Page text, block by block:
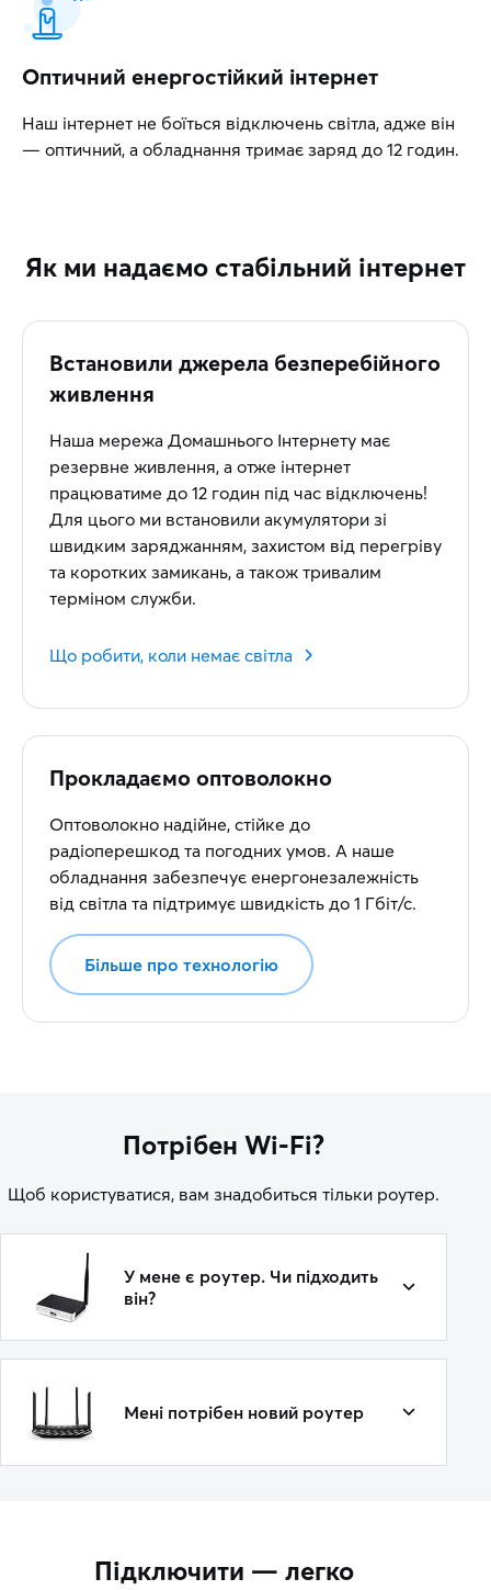
Оптичний енергостійкий інтернет
Наш інтернет не боїться відключень світла, адже він
— оптичний, а обладнання тримає заряд до 12 годин.
Як ми надаємо стабільний інтернет
Встановили джерела безперебійного
живлення
Наша мережа Домашнього Інтернету має
резервне живлення, а отже інтернет
працюватиме до 12 годин під час відключень!
Для цього ми встановили акумулятори зі
швидким заряджанням, захистом від перегріву
та коротких замикань, а також тривалим
терміном служби.
Що робити, коли немає світла
Прокладаємо оптоволокно
Оптоволокно надійне, стійке до
радіоперешкод та погодних умов. А наше
обладнання забезпечує енергонезалежність
від світла та підтримує швидкість до 1 Гбіт/с.
Більше про технологію
Потрібен Wi-Fi?
Щоб користуватися, вам знадобиться тільки роутер.
У мене є роутер. Чи підходить
він?
Мені потрібен новий роутер
Підключити — легко